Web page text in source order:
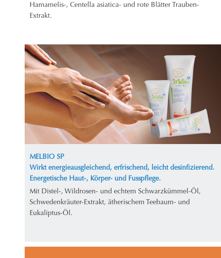
Hamamelis-, Centella asiatica- und rote Blätter Trauben-
Extrakt.
MELBIO SP
Wirkt energieausgleichend, erfrischend, leicht desinfizierend.
Energetische Haut-, Körper- und Fusspflege.
Mit Distel-, Wildrosen- und echtem Schwarzkümmel-Öl,
Schwedenkräuter-Extrakt, ätherischem Teebaum- und
Eukaliptus-Öl.